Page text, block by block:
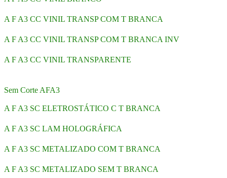
A F A3 CC VINIL TRANSP COM T BRANCA
A F A3 CC VINIL TRANSP COM T BRANCA INV
A F A3 CC VINIL TRANSPARENTE
Sem Corte AFA3
A F A3 SC ELETROSTÁTICO C T BRANCA
A F A3 SC LAM HOLOGRÁFICA
A F A3 SC METALIZADO COM T BRANCA
A F A3 SC METALIZADO SEM T BRANCA